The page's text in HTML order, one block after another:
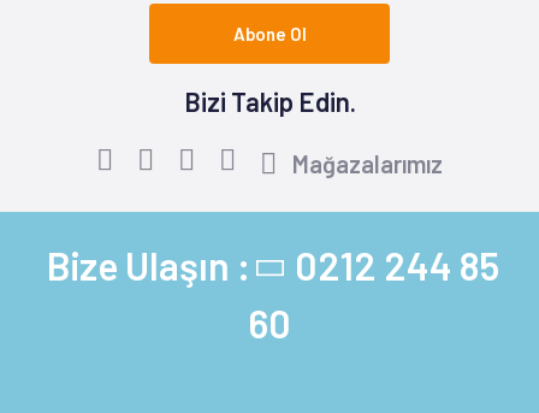
Abone Ol
Bizi Takip Edin.
Mağazalarımız
Bize Ulaşın : 0212 244 85
60